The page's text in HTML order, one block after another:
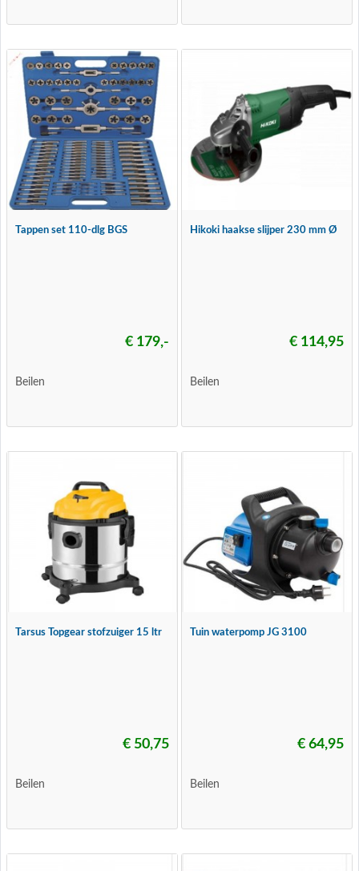
Tappen set 110-dlg BGS
€ 179,-
Beilen
Hikoki haakse slijper 230 mm Ø
€ 114,95
Beilen
Tarsus Topgear stofzuiger 15 ltr
€ 50,75
Beilen
Tuin waterpomp JG 3100
€ 64,95
Beilen